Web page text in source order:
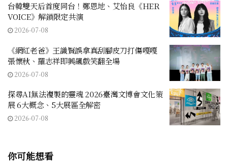
台韓雙天后首度同台！鄭恩地、艾怡良《HER
VOICE》解鎖限定共演
2026-07-08
《網紅老爸》王識賢誤拿真刮腳皮刀打傷嘎嘎
張懷秋、羅志祥即興飆戲笑翻全場
2026-07-08
探尋AI無法複製的靈魂 2026臺灣文博會文化策
展 6大概念、5大展區全解密
2026-07-08
你可能想看